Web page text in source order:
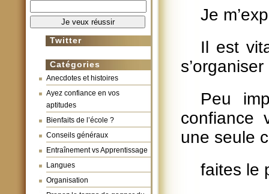
Twitter
Catégories
Anecdotes et histoires
Ayez confiance en vos
aptitudes
Bienfaits de l’école ?
Conseils généraux
Entraînement vs Apprentissage
Langues
Organisation
Je
Il est
Peu
confiance
une seule
faites le